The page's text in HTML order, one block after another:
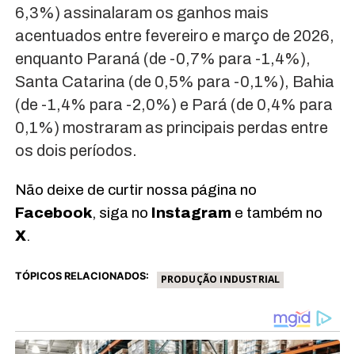
6,3%) assinalaram os ganhos mais
acentuados entre fevereiro e março de 2026,
enquanto Paraná (de -0,7% para -1,4%),
Santa Catarina (de 0,5% para -0,1%), Bahia
(de -1,4% para -2,0%) e Pará (de 0,4% para
0,1%) mostraram as principais perdas entre
os dois períodos.
Não deixe de curtir nossa página no
Facebook, siga no Instagrame também no
X.
TÓPICOS RELACIONADOS: PRODUÇÃO INDUSTRIAL